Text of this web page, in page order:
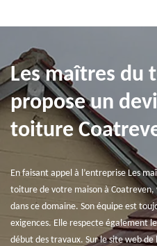
Les maîtres du
propose un
toiture
En faisant appel à l’entreprise Les
toiture de votre maison à Coatreven,
dans ce domaine. Son équipe est
exigences. Elle respecte également
début des travaux. Sur le site web